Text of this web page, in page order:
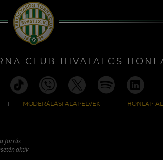
CLUB HIVATALOS
MODERÁLÁSI ALAPELVEK HONLAP
forrás
aktív